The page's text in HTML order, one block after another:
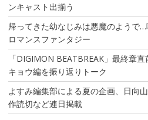
ンキャスト出揃う
帰ってきた幼なじみは悪魔のようで
ロマンスファンタジー
「DIGIMON BEATBREAK」最終章
キョウ編を振り返りトーク
よすみ編集部による夏の企画、日向
作読切など連日掲載